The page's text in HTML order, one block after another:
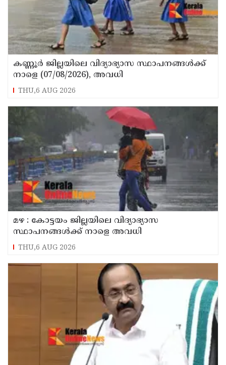
കണ്ണൂർ ജില്ലയിലെ വിദ്യാഭ്യാസ സ്ഥാപനങ്ങള്‍ക്ക്
നാളെ (07/08/2026), അവധി
THU,6 AUG 2026
മഴ : കോട്ടയം ജില്ലയിലെ വിദ്യാഭ്യാസ
സ്ഥാപനങ്ങൾക്ക് നാളെ അവധി
THU,6 AUG 2026